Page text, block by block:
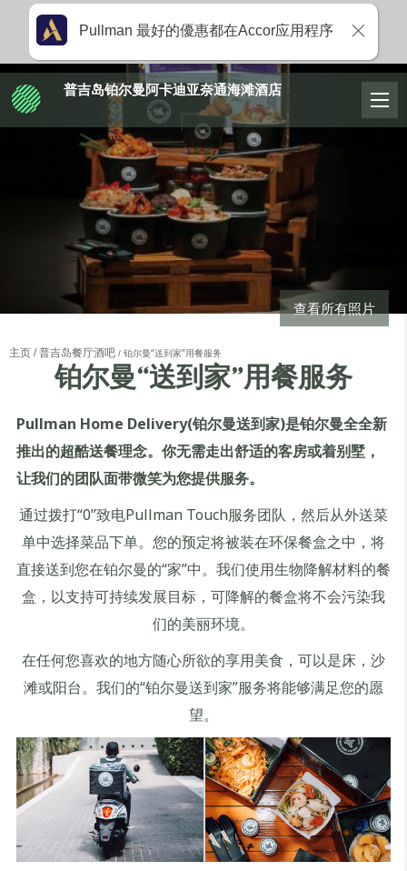
查看所有照片
主页 普吉岛餐厅酒吧 铂尔曼“送到家”用餐服务
铂尔曼“送到家”用餐服务
Pullman Home Delivery(铂尔曼送到家)是铂尔曼全全新
推出的超酷送餐理念。你无需走出舒适的客房或着别墅，
让我们的团队面带微笑为您提供服务。
通过拨打“0”致电Pullman Touch服务团队，然后从外送菜
单中选择菜品下单。您的预定将被装在环保餐盒之中，将
直接送到您在铂尔曼的“家”中。我们使用生物降解材料的餐
盒，以支持可持续发展目标，可降解的餐盒将不会污染我
们的美丽环境。
在任何您喜欢的地方随心所欲的享用美食，可以是床，沙
滩或阳台。我们的“铂尔曼送到家”服务将能够满足您的愿
望。
普吉岛铂尔曼阿卡迪亚奈通海滩酒店
Pullman 最好的優惠都在Accor应用程序